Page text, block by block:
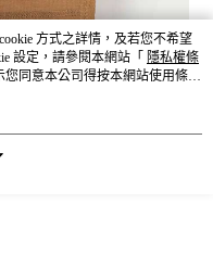
方式之詳情，及若您不希望
設定，請參閱本網站「 隱私權條
您同意本公司得按本網站使用條款